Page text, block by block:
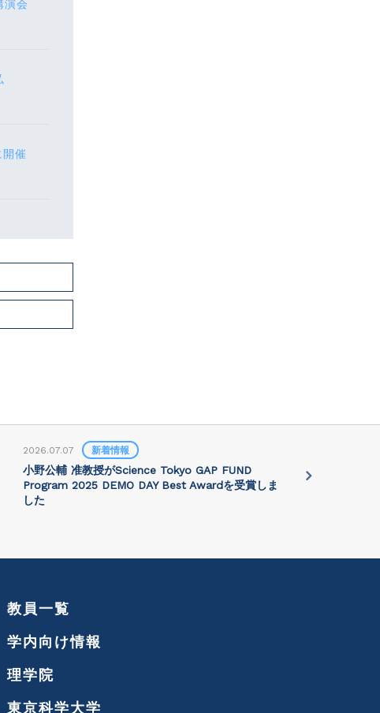
演会
催
2026.07.07 新着情報
小野公輔 准教授がScience Tokyo GAP FUND
Program 2025 DEMO DAY Best Awardを受賞しま
した
教員一覧
学内向け情報
理学院
東京科学大学